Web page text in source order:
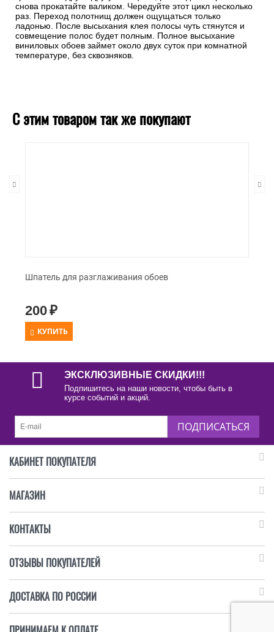
валиком. Ребристая поверхность валика мягко вдавливает
стыки, сминает их и выравнивает полосы. Затем подтяните
края стыков друг к другу пальцами, разгладьте перышком и
снова прокатайте валиком. Чередуйте этот цикл несколько
раз. Переход полотнищ должен ощущаться только
ладонью. После высыхания клея полосы чуть стянутся и
Шпатель для разглаживания обоев
200₽
КУПИТЬ
Подпишитесь на наши новости, чтобы быть в
КАБИНЕТ ПОКУПАТЕЛЯ
МАГАЗИН
КОНТАКТЫ
ОТЗЫВЫ ПОКУПАТЕЛЕЙ